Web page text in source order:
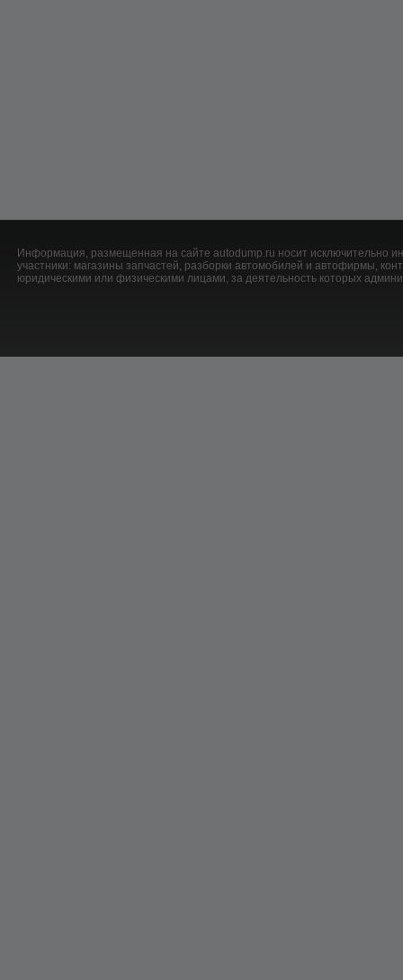
Информация, размещенная на сайте autodump.ru носит исключительно
участники: магазины запчастей, разборки автомобилей и автофирмы,
юридическими или физическими лицами, за деятельность которых